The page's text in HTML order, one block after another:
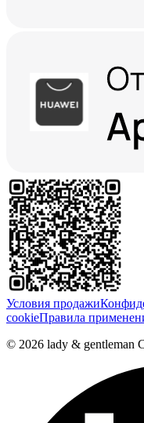
Условия продажи
cookieПравила
© 2026 lady & gentleman